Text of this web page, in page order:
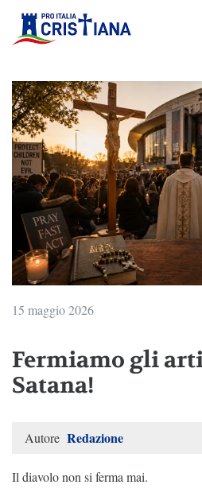
15 maggio 2026
Fermiamo gli
Satana!
Autore Redazione
Il diavolo non si ferma mai.